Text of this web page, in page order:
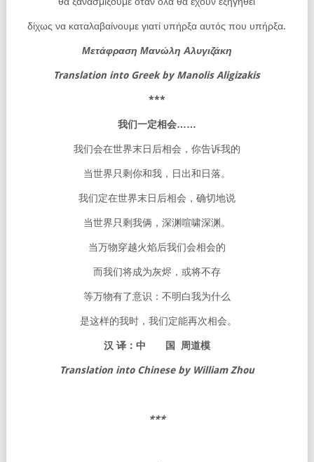
δίχως να καταλαβαίνουμε γιατί υπήρξα αυτός που υπήρξα.
Μετάφραση Μανώλη Αλυγιζάκη
Translation into Greek by Manolis Aligizakis
***
我们一定相会……
我们会在世界末日后相会，你告诉我的
当世界只剩你和我，日出和日落。
我们定在世界末日后相会，确切地说
当世界只剩我俩，深渊喧啸深渊。
当万物穿越火焰后我们会相会的
而我们将成为灰烬，或将不存
等万物有了意识：不明白我为什么
是这样的我时，我们定能再次相会。
汉 译：中 国 周道模
Translation into Chinese by William Zhou
***